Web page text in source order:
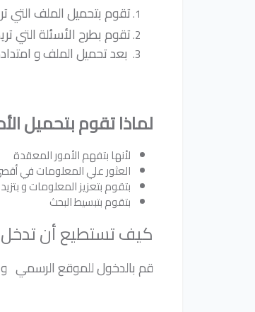
تقومبتحميل الملف التي
تقوم بطرح الأسئلة التي
بعد تحميل الملف و
لماذا تقوم بتحميل
لأنها بتفهم الأمور المعقدة
العثور علي المعلومات في
بتقوم بتعزيز المعلومات و
بتقوم بتبسيط البحث
كيف تستطيع أن تدخل
قم بالدخول للموقع الرسمي